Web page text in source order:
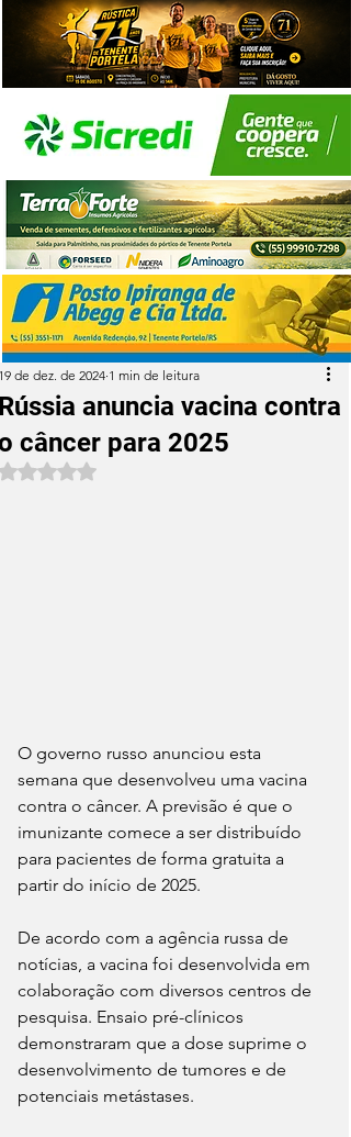
anuncia vacina contra
câncer para 2025
de dez. de 2024 1 min de leitura
Avaliado com NaN de 5 estrelas.
O governo russo anunciou esta
semana que desenvolveu uma vacina
contra o câncer. A previsão é que o
imunizante comece a ser distribuído
para pacientes de forma gratuita a
partir do início de 2025.
De acordo com a agência russa de
notícias, a vacina foi desenvolvida em
colaboração com diversos centros de
pesquisa. Ensaio pré-clínicos
demonstraram que a dose suprime o
desenvolvimento de tumores e de
potenciais metástases.